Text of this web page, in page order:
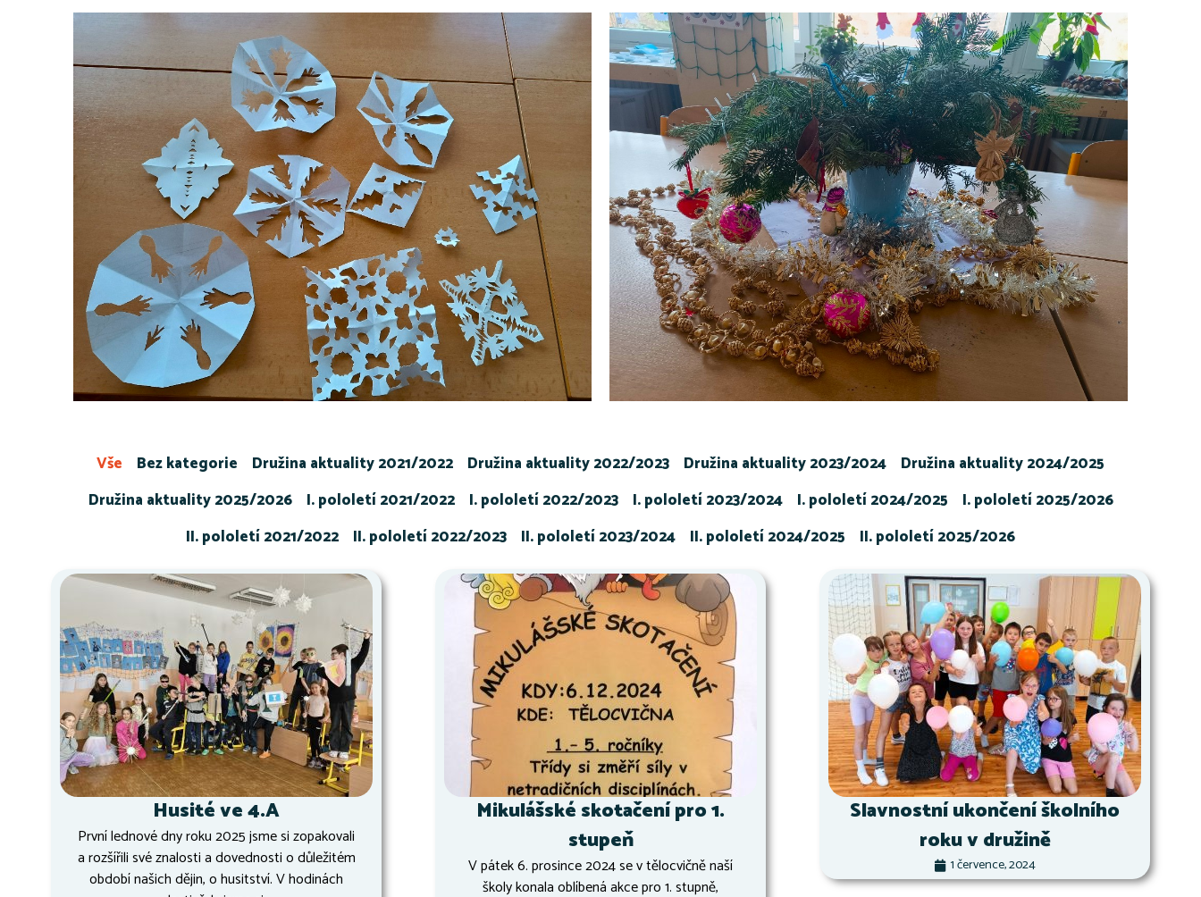
Bez kategorie Družina aktuality 2021/2022 Družina aktuality 2022/2023 Družina aktuality 2023/2024
Družina aktuality 2024/2025
Družina aktuality 2025/2026
I. pololetí 2021/2022 I. pololetí 2022/2023 I. pololetí 2023/2024 I. pololetí 2024/2025
I. pololetí 2025/2026
II. pololetí 2021/2022
II. pololetí 2022/2023 II. pololetí 2023/2024 II. pololetí 2024/2025 II. pololetí 2025/2026
Vše
Husité ve 4.A
První lednové dny roku 2025 jsme si zopakovali
a rozšířili své znalosti a dovednosti o důležitém
období našich dějin, o husitství. V hodinách
Mikulášské skotačení pro 1.
stupeň
V pátek 6. prosince 2024 se v tělocvičně naší
školy konala oblíbená akce pro 1. stupně,
Slavnostní ukončení školního
roku v družině
1 července, 2024